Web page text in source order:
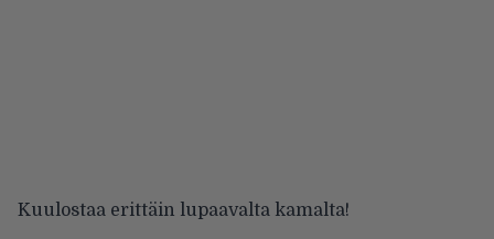
Kuulostaa erittäin lupaavalta kamalta!